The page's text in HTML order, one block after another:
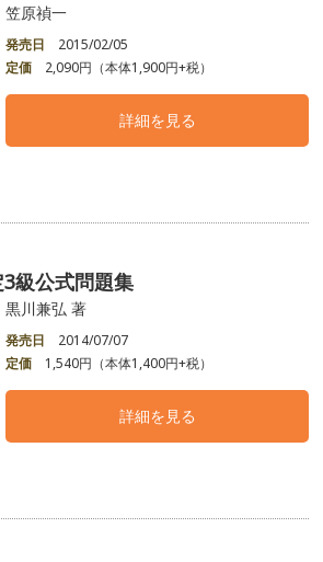
笠原禎一
発売日
2015/02/05
定価
2,090円（本体1,900円+税）
詳細を見る
級公式問題集
黒川兼弘 著
発売日
2014/07/07
定価
1,540円（本体1,400円+税）
詳細を見る